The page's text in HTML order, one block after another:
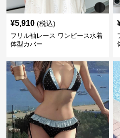
¥5,910 (税込)
フリル袖レース ワンピース水着
体型カバー